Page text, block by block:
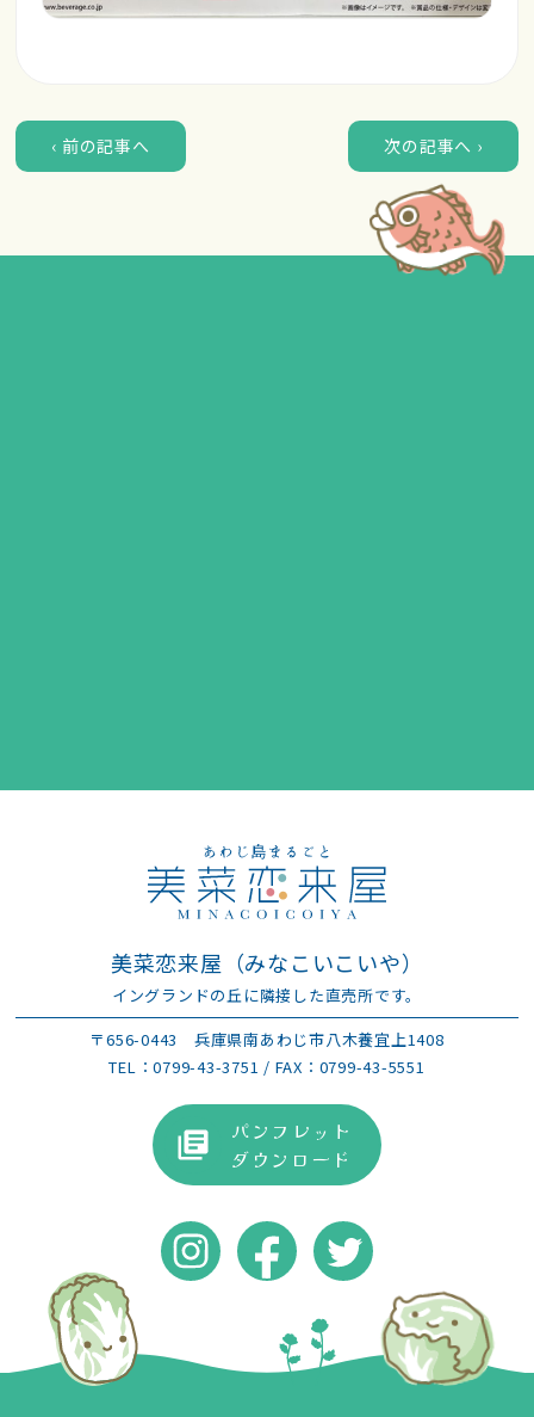
‹ 前の記事へ 次の記事へ ›
美菜恋来屋（みなこいこいや）
イングランドの丘に隣接した直売所です。
〒656-0443 兵庫県南あわじ市八木養宜上1408
TEL：0799-43-3751 / FAX：0799-43-5551
パンフレット
ダウンロード